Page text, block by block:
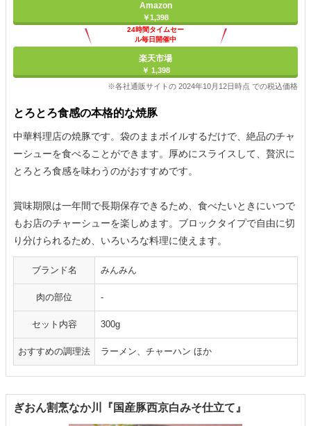
Amazon
￥1,398
24時間タイムセー
ル毎日開催中
楽天市場
￥ 1,398
※各社通販サイトの 2024年10月12日時点 での税込価格
とろとろ食感の本格的な焼豚
中華料理店の焼豚です。袋のままボイルするだけで、絶品のチャ
ーシューを食べることができます。厚めにスライスして、贅沢に
とろとろ食感を味わうのがおすすめです。
賞味期限は一年間で長期保存できるため、食べたいときにいつで
もお店のチャーシューを楽しめます。ブロックタイプで自由に切
り分けられるため、いろいろな料理に使えます。
ブランド名 みんみん
肉の部位 -
セット内容 300g
おすすめの調理法 ラーメン、チャーハン ほか
ぎおん割烹なか川『国産豚西京白みそ仕立て』